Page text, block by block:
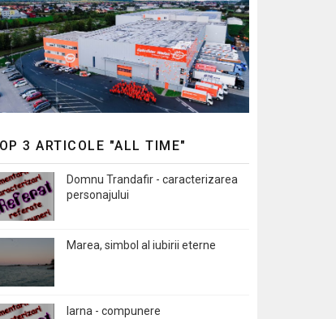
3 ARTICOLE "ALL TIME"
Domnu Trandafir - caracterizarea
personajului
Marea, simbol al iubirii eterne
Iarna - compunere